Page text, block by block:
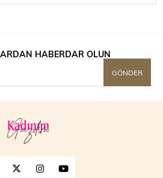
HABERDAR OLUN
GÖNDER